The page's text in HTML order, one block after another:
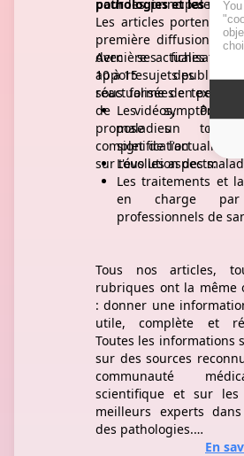
pour les principales
Les articles portent la
première diffusion ou
dernière actualisation.
10 à 15 sujets publiés
sous forme de textes
de vidéos,
propose un tour
complet de l'actualité
sur tous les aspects:
pathologies et les
Avec ses fiches
apporte des
réactualisées en
Les symptômes
maladies et
signification
L'évolution des
Les traitements et
en charge
professionnels de
Tous nos articles,
rubriques ont la même
: donner une
utile, complète et
Toutes les informations
sur des sources
communauté
scientifique et sur les
meilleurs experts
des pathologies.
En